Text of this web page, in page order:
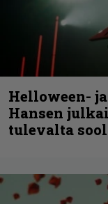
Helloween-
Hansen
tulevalta